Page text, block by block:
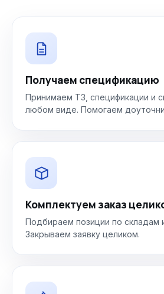
Получаем спецификацию
Принимаем ТЗ, спецификации и
любом виде. Помогаем
Комплектуем заказ
Подбираем позиции по складам
Закрываем заявку целиком.